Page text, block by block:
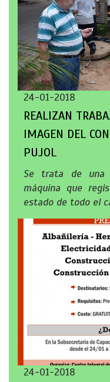
24-01-2018
REALIZAN
IMAGEN DEL
PUJOL
Se trata de una
máquina que
estado de todo el
24-01-2018